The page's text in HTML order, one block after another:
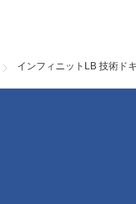
インフィニットLB 技術ド